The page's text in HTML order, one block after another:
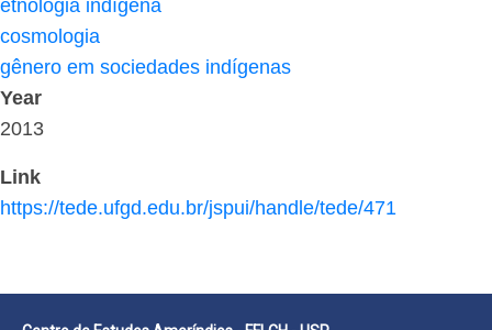
etnologia indígena
cosmologia
gênero em sociedades indígenas
Year
2013
Link
https://tede.ufgd.edu.br/jspui/handle/tede/471